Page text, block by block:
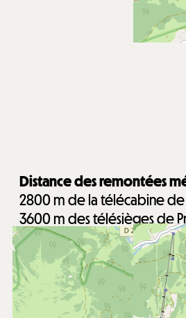
Distance des remontées
2800 m de la télécabine de
3600 m des télésièges de
Distance du centre du
2400m du centre du
Distance du centre
2400
m du centre